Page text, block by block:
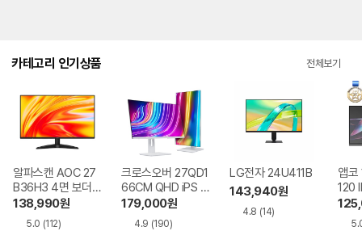
카테고리 인기상품 전체보기
알파스캔 AOC 27
B36H3 4면 보더리
스 IPS 120 시력보
호 무결점
138,990원
5.0 (112)
크로스오버 27QD1
66CM QHD iPS U
SB-C 화이트 Ai 멀
티스탠드
179,000원
4.9 (190)
LG전자 24U411B
143,940원
4.8 (14)
앱코
120